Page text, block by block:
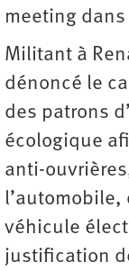
meeting
Militant à
dénoncé le
des patrons
écologique
anti-
véhicule
justification